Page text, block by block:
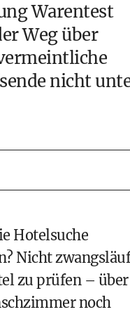
Warentest
Weg über
nicht
Hotelsuche
Nicht
zu prüfen – über
noch